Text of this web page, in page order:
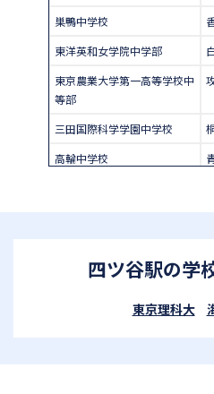
巣鴨中学校
東洋英和女学院中学部
東京農業大学第一高等学校中
等部
三田国際科学学園中学校
高輪中学校
城北中学校
國學院大學久我山中学校
四ツ谷駅の学
東京理科大